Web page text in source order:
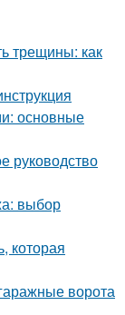
трещины: как
основные
руководство
выбор
которая
ворота